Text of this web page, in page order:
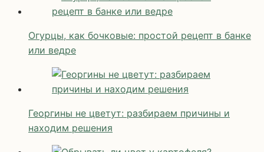
Огурцы, как бочковые: простой рецепт в банке
или ведре
Георгины не цветут: разбираем причины и
находим решения